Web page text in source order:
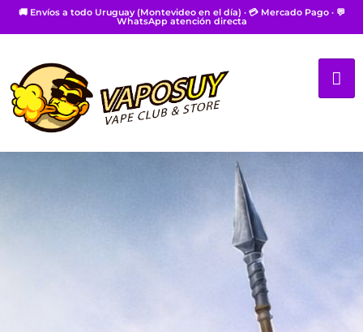
🚚 Envíos a todo Uruguay (Montevideo en el día) · 💳 Mercado Pago · 💬
WhatsApp atención directa